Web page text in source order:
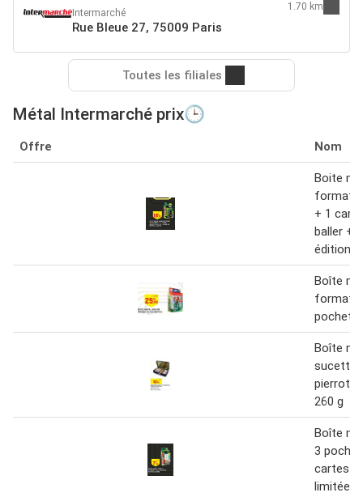
Intermarché
Rue Bleue 27, 75009 Paris
1.70 km
Toutes les filiales
Métal Intermarché prix🕒
Offre Nom
Boite
format
+ 1
baller +
édition
Boîte
format
Boîte
pierrot
260 g
Boîte
3
cartes
limitée